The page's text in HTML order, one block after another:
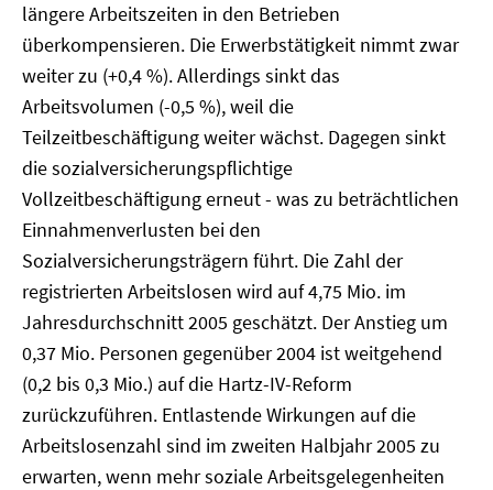
längere Arbeitszeiten in den Betrieben
überkompensieren. Die Erwerbstätigkeit nimmt zwar
weiter zu (+0,4 %). Allerdings sinkt das
Arbeitsvolumen (-0,5 %), weil die
Teilzeitbeschäftigung weiter wächst. Dagegen sinkt
die sozialversicherungspflichtige
Vollzeitbeschäftigung erneut - was zu beträchtlichen
Einnahmenverlusten bei den
Sozialversicherungsträgern führt. Die Zahl der
registrierten Arbeitslosen wird auf 4,75 Mio. im
Jahresdurchschnitt 2005 geschätzt. Der Anstieg um
0,37 Mio. Personen gegenüber 2004 ist weitgehend
(0,2 bis 0,3 Mio.) auf die Hartz-IV-Reform
zurückzuführen. Entlastende Wirkungen auf die
Arbeitslosenzahl sind im zweiten Halbjahr 2005 zu
erwarten, wenn mehr soziale Arbeitsgelegenheiten